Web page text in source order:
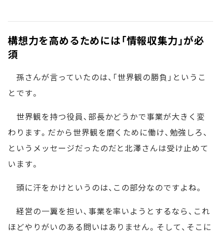
構想力を高めるためには「情報収集力」が必
須
孫さんが言っていたのは、「世界観の勝負」というこ
とです。
世界観を持つ役員、部長かどうかで事業が大きく変
わります。だから世界観を磨くために働け、勉強しろ、
というメッセージだったのだと北澤さんは受け止めて
います。
頭に汗をかけというのは、この部分なのですよね。
経営の一翼を担い、事業を率いようとするなら、これ
ほどやりがいのある問いはありません。そして、そこに